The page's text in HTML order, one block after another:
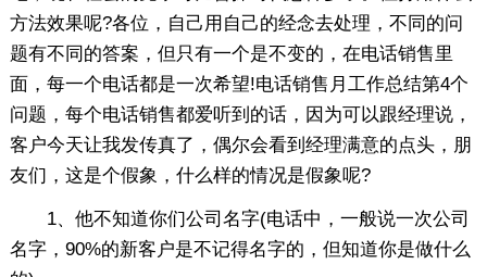
方法效果呢?各位，自己用自己的经念去处理，不同的问
题有不同的答案，但只有一个是不变的，在电话销售里
面，每一个电话都是一次希望!电话销售月工作总结第4个
问题，每个电话销售都爱听到的话，因为可以跟经理说，
客户今天让我发传真了，偶尔会看到经理满意的点头，朋
友们，这是个假象，什么样的情况是假象呢?
1、他不知道你们公司名字(电话中，一般说一次公司
名字，90%的新客户是不记得名字的，但知道你是做什么